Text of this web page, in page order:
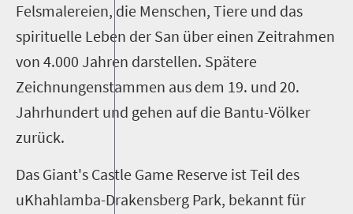
Felsmalereien, die Menschen, Tiere und das
spirituelle Leben der San über einen Zeitrahmen
von 4.000 Jahren darstellen. Spätere
Zeichnungenstammen aus dem 19. und 20.
Jahrhundert und gehen auf die Bantu-Völker
zurück.
Das Giant's Castle Game Reserve ist Teil des
uKhahlamba-Drakensberg Park, bekannt für